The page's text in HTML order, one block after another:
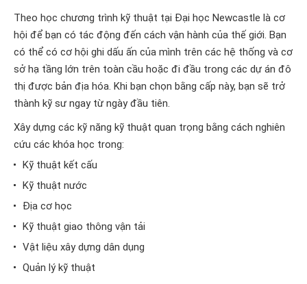
Theo học chương trình kỹ thuật tại Đại học Newcastle là cơ
hội để bạn có tác động đến cách vận hành của thế giới. Bạn
có thể có cơ hội ghi dấu ấn của mình trên các hệ thống và cơ
sở hạ tầng lớn trên toàn cầu hoặc đi đầu trong các dự án đô
thị được bản địa hóa. Khi bạn chọn bằng cấp này, bạn sẽ trở
thành kỹ sư ngay từ ngày đầu tiên.
Xây dựng các kỹ năng kỹ thuật quan trọng bằng cách nghiên
cứu các khóa học trong:
Kỹ thuật kết cấu
Kỹ thuật nước
Địa cơ học
Kỹ thuật giao thông vận tải
Vật liệu xây dựng dân dụng
Quản lý kỹ thuật